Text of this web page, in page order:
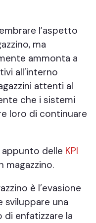
l’aspetto
ma
ammonta a
all’interno
attenti al
che i sistemi
loro di continuare
delle KPI
è l’evasione
sviluppare una
enfatizzare la